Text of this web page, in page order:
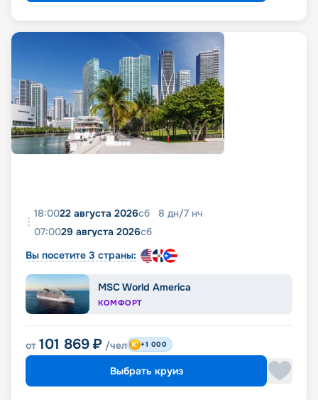
18:0022 августа 2026сб 8 дн/7 нч
07:0029 августа 2026сб
Вы посетите 3 страны:
MSC World America
КОМФОРТ
от 101 869 ₽ /чел +1 000
Выбрать круиз